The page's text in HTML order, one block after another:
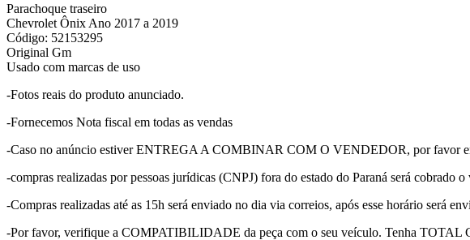
Parachoque traseiro
Chevrolet Ônix Ano 2017 a 2019
Código: 52153295
Original Gm
Usado com marcas de uso
-Fotos reais do produto anunciado.
-Fornecemos Nota fiscal em todas as vendas
-Caso no anúncio estiver ENTREGA A COMBINAR COM O VENDEDOR, por favor
-compras realizadas por pessoas jurídicas (CNPJ) fora do estado do Paraná será cobrado
-Compras realizadas até as 15h será enviado no dia via correios, após esse horário será
-Por favor, verifique a COMPATIBILIDADE da peça com o seu veículo. Tenha TOTAL